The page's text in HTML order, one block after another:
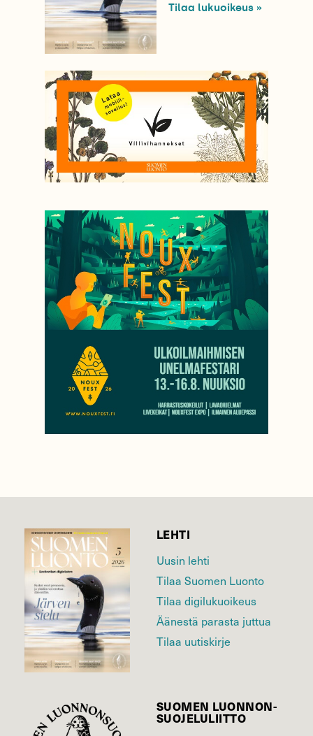
Tilaa lukuoikeus »
LEHTI
Uusin lehti
Tilaa Suomen Luonto
Tilaa digilukuoikeus
Äänestä parasta juttua
Tilaa uutiskirje
SUOMEN LUONNON­
SUOJELU­LIITTO